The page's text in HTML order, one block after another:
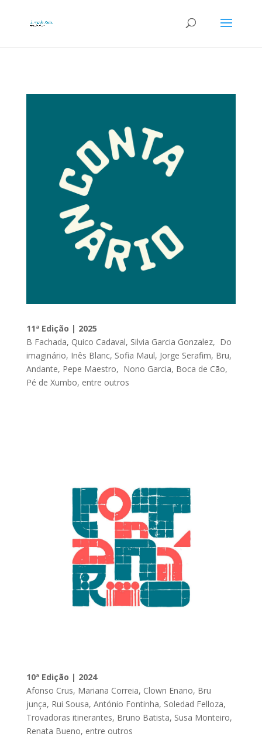
11ª Edição | 2025
B Fachada, Quico Cadaval, Silvia Garcia Gonzalez, Do
imaginário, Inês Blanc, Sofia Maul, Jorge Serafim, Bru,
Andante, Pepe Maestro, Nono Garcia, Boca de Cão,
Pé de Xumbo, entre outros
10ª Edição | 2024
Afonso Crus, Mariana Correia, Clown Enano, Bru
junça, Rui Sousa, António Fontinha, Soledad Felloza,
Trovadoras itinerantes, Bruno Batista, Susa Monteiro,
Renata Bueno, entre outros